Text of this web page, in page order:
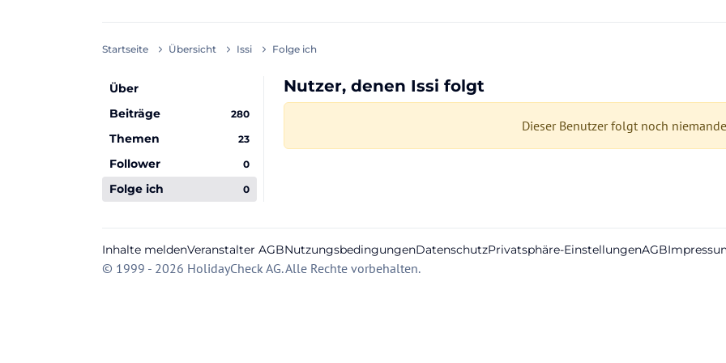
Startseite Übersicht Issi Folge ich
Über
Beiträge
280
Themen 23
Follower 0
Folge ich 0
Nutzer, denen Issi folgt
Dieser Benutzer folgt noch
Inhalte meldenVeranstalter AGBNutzungsbedingungenDatenschutzPrivatsphäre-EinstellungenAGB
© 1999 - 2026 HolidayCheck AG. Alle Rechte vorbehalten.